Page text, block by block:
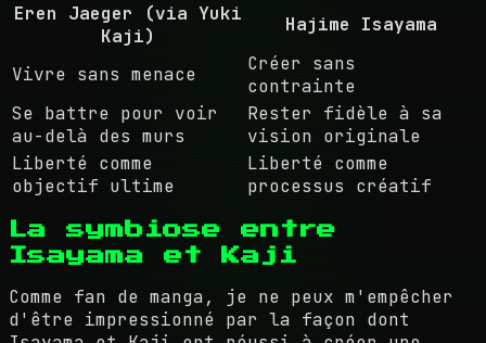
Eren Jaeger (via Yuki
Kaji)
Hajime Isayama
Vivre sans menace
Créer sans
contrainte
Se battre pour voir
au-delà des murs
Rester fidèle à sa
vision originale
Liberté comme
objectif ultime
Liberté comme
processus créatif
La symbiose entre
Isayama et Kaji
Comme fan de manga, je ne peux m'empêcher
d'être impressionné par la façon dont